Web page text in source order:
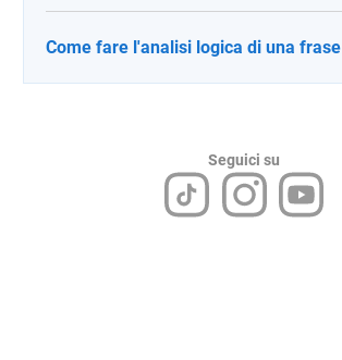
Come fare l'analisi logica di una frase
Seguici su